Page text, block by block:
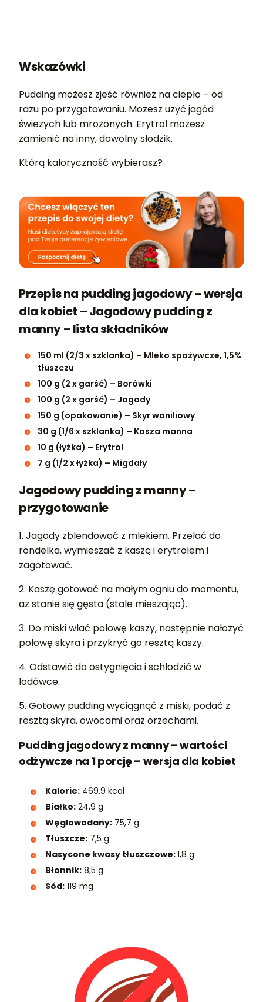
Wskazówki
Pudding możesz zjeść również na ciepło – od
razu po przygotowaniu. Możesz użyć jagód
świeżych lub mrożonych. Erytrol możesz
zamienić na inny, dowolny słodzik.
Którą kaloryczność wybierasz?
Przepis na pudding jagodowy – wersja
dla kobiet – Jagodowy pudding z
manny – lista składników
150 ml (2/3 x szklanka) – Mleko spożywcze, 1,5%
tłuszczu
100 g (2 x garść) – Borówki
100 g (2 x garść) – Jagody
150 g (opakowanie) – Skyr waniliowy
30 g (1/6 x szklanka) – Kasza manna
10 g (łyżka) – Erytrol
7 g (1/2 x łyżka) – Migdały
Jagodowy pudding z manny –
przygotowanie
1. Jagody zblendować z mlekiem. Przelać do
rondelka, wymieszać z kaszą i erytrolem i
zagotować.
2. Kaszę gotować na małym ogniu do momentu,
aż stanie się gęsta (stale mieszając).
3. Do miski wlać połowę kaszy, następnie nałożyć
połowę skyra i przykryć go resztą kaszy.
4. Odstawić do ostygnięcia i schłodzić w
lodówce.
5. Gotowy pudding wyciągnąć z miski, podać z
resztą skyra, owocami oraz orzechami.
Pudding jagodowy z manny – wartości
odżywcze na 1 porcję – wersja dla kobiet
Kalorie: 469,9 kcal
Białko: 24,9 g
Węglowodany: 75,7 g
Tłuszcze: 7,5 g
Nasycone kwasy tłuszczowe:1,8 g
Błonnik: 8,5 g
Sód: 119 mg